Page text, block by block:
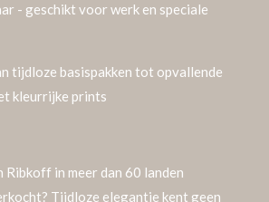
- geschikt voor werk en speciale
tijdloze basispakken tot opvallende
kleurrijke prints
Ribkoff in meer dan 60 landen
Tijdloze elegantie kent geen